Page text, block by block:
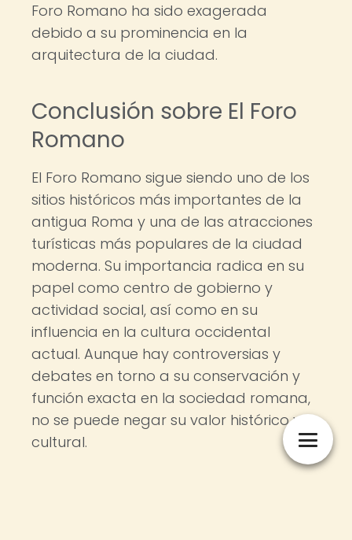
Foro Romano ha sido exagerada
debido a su prominencia en la
arquitectura de la ciudad.
Conclusión sobre El Foro
Romano
El Foro Romano sigue siendo uno de los
sitios históricos más importantes de la
antigua Roma y una de las atracciones
turísticas más populares de la ciudad
moderna. Su importancia radica en su
papel como centro de gobierno y
actividad social, así como en su
influencia en la cultura occidental
actual. Aunque hay controversias y
debates en torno a su conservación y
función exacta en la sociedad romana,
no se puede negar su valor histórico y
cultural.